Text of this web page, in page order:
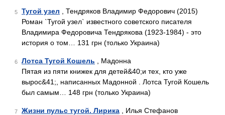
5 Тугой узел , Тендряков Владимир Федорович (2015)
Роман `Тугой узел` известного советского писателя
Владимира Федоровича Тендрякова (1923-1984) - это
история о том… 131 грн (только Украина)
6 Лотса Тугой Кошель , Мадонна
Пятая из пяти книжек для детей&40;и тех, кто уже
вырос&41;, написанных Мадонной . Лотса Тугой Кошель
был самым… 148 грн (только Украина)
7 Жизни пульс тугой. Лирика , Илья Стефанов